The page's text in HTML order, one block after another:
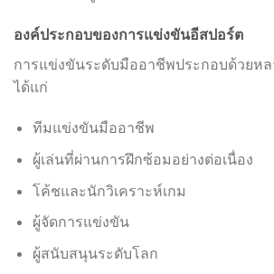
องค์ประกอบของการแข่งขันอีสปอร์ต
การแข่งขันระดับมืออาชีพประกอบด้วยห
ได้แก่
ทีมแข่งขันมืออาชีพ
ผู้เล่นที่ผ่านการฝึกซ้อมอย่างต่อเนื่อง
โค้ชและนักวิเคราะห์เกม
ผู้จัดการแข่งขัน
ผู้สนับสนุนระดับโลก